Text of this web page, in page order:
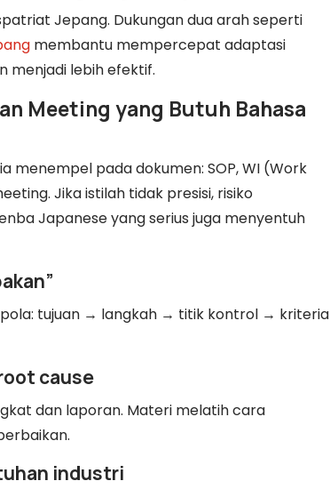
Jepang. Dukungan dua arah seperti
membantu mempercepat adaptasi
menjadi lebih efektif.
Meeting yang Butuh Bahasa
menempel pada dokumen: SOP, WI (Work
Jika istilah tidak presisi, risiko
Japanese yang serius juga menyentuh
tujuan → langkah → titik kontrol → kriteria
cause
dan laporan. Materi melatih cara
industri